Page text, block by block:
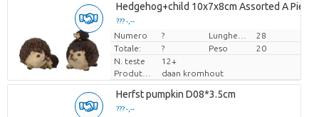
Hedgehog+child 10x7x8cm Assorted A Piece
??? -,--
Prezzo x uno
Numero ?
28
Totale:
? Peso
20
N. teste
12+
Produttore
daan kromhout
Herfst pumpkin D08*3.5cm
??? -,--